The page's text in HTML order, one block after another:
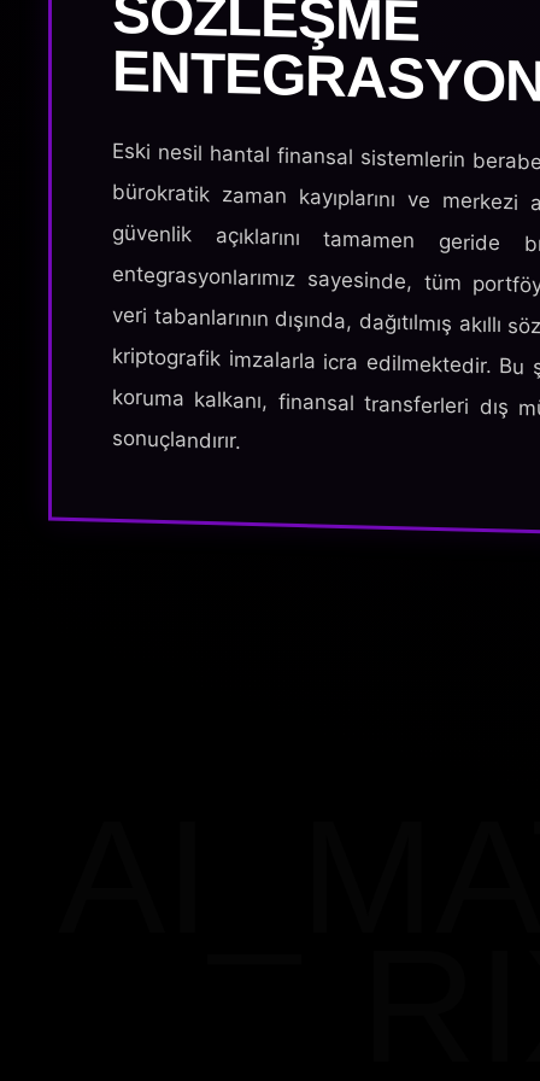
Eski nesil hantal finansal sistemlerin
bürokratik zaman kayıplarını ve merkezi
güvenlik açıklarını tamamen geride
entegrasyonlarımız sayesinde, tüm
veri tabanlarının dışında, dağıtılmış akıllı
kriptografik imzalarla icra edilmektedir.
koruma kalkanı, finansal transferleri dış
sonuçlandırır.